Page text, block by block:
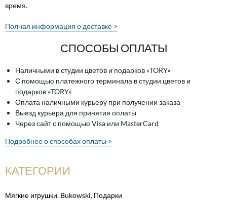
время.
Полная информация о доставке >
СПОСОБЫ ОПЛАТЫ
Наличными в студии цветов и подарков «TORY»
С помощью платежного терминала в студии цветов и
подарков «TORY»
Оплата наличными курьеру при получении заказа
Выезд курьера для принятия оплаты
Через сайт с помощью Visa или MasterCard
Подробнее о способах оплаты >
КАТЕГОРИИ
Мягкие игрушки, Bukowski, Подарки